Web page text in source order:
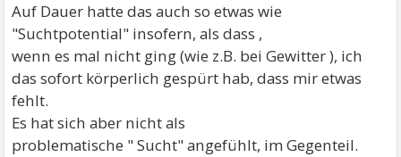
Auf Dauer hatte das auch so etwas wie
"Suchtpotential" insofern, als dass ,
wenn es mal nicht ging (wie z.B. bei Gewitter ), ich
das sofort körperlich gespürt hab, dass mir etwas
fehlt.
Es hat sich aber nicht als
problematische " Sucht" angefühlt, im Gegenteil.